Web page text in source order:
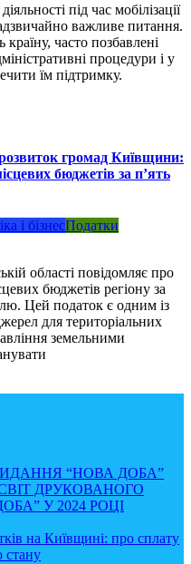
під час мобілізації
важливе питання.
часто позбавлені
процедури і у
їм підтримку.
громад Київщини:
бюджетів за п’ять
і бізнесПодатки
області повідомляє про
бюджетів регіону за
Цей податок є одним із
для територіальних
земельними
“НОВА ДОБА”
ДРУКОВАНОГО
У 2024 РОЦІ
на Київщині: про сплату
стану